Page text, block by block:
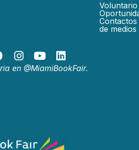
en @MiamiBookFair.
de medios